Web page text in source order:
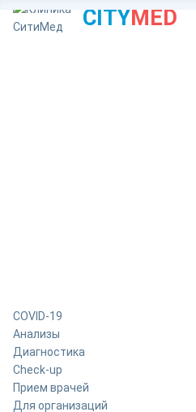
CITYMED
COVID-19
Анализы
Диагностика
Check-up
Прием врачей
Для организаций